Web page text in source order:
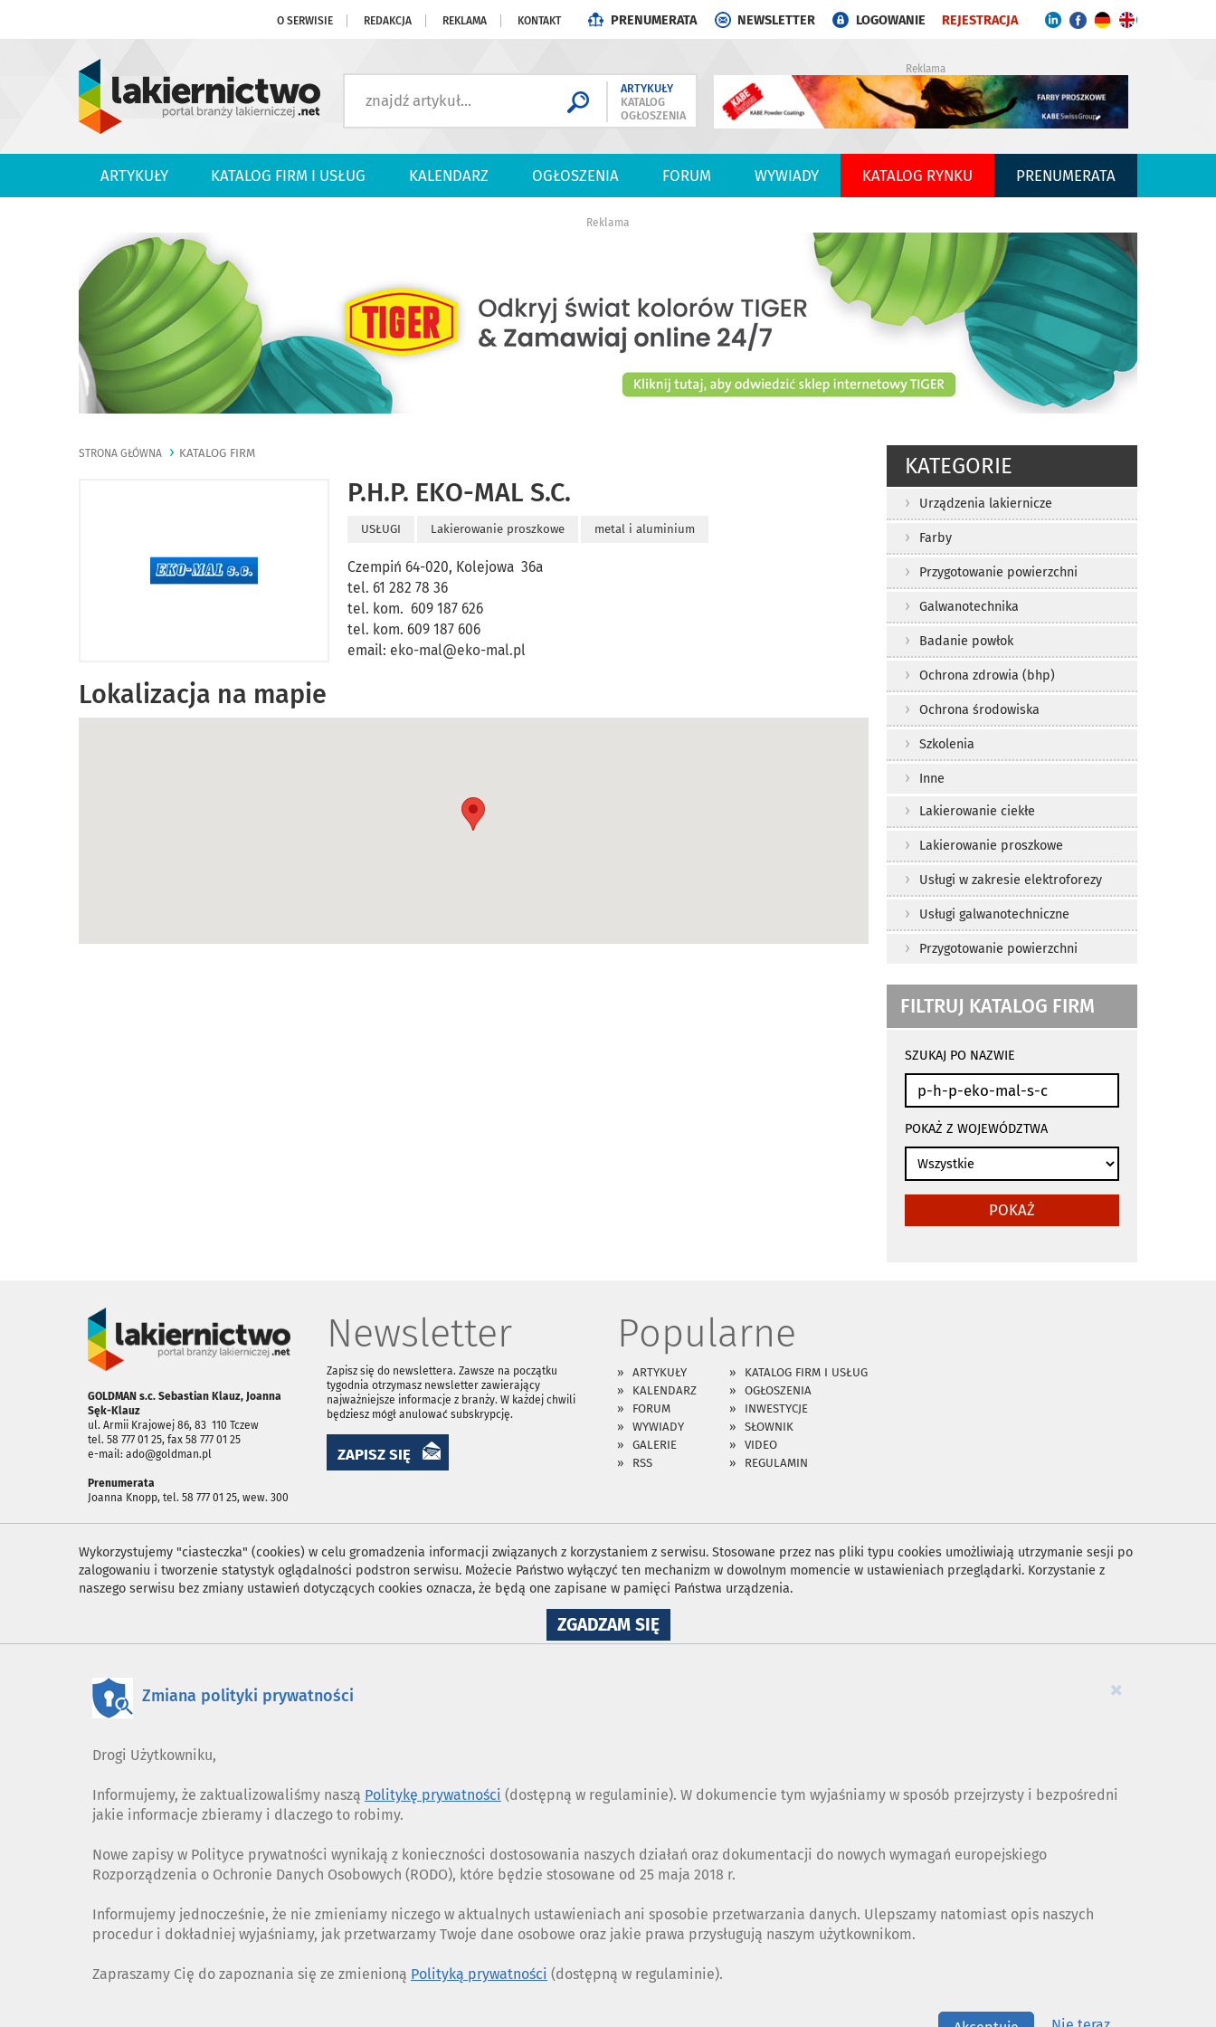
O SERWISIE REDAKCJA REKLAMA KONTAKT PRENUMERATA NEWSLETTER LOGOWANIE REJESTRACJA
ARTYKUŁY
KATALOG
OGŁOSZENIA
Reklama
ARTYKUŁY KATALOG FIRM I USŁUG KALENDARZ OGŁOSZENIA FORUM WYWIADY KATALOG RYNKU PRENUMERATA
Reklama
KATEGORIE
Urządzenia lakiernicze
Farby
Przygotowanie powierzchni
Galwanotechnika
Badanie powłok
Ochrona zdrowia (bhp)
Ochrona środowiska
Szkolenia
Inne
Lakierowanie ciekłe
Lakierowanie proszkowe
Usługi w zakresie elektroforezy
Usługi galwanotechniczne
Przygotowanie powierzchni
FILTRUJ KATALOG FIRM
wyszukiwania
automatycznie
SZUKAJ PO NAZWIE
POKAŻ Z WOJEWÓDZTWA
POKAŻ
STRONA GŁÓWNA KATALOG FIRM
P.H.P. EKO-MAL S.C.
USŁUGI Lakierowanie proszkowe metal i aluminium
Czempiń 64-020, Kolejowa 36a
tel. 61 282 78 36
tel. kom. 609 187 626
tel. kom. 609 187 606
email: eko-mal@eko-mal.pl
Lokalizacja na mapie
GOLDMAN s.c. Sebastian Klauz, Joanna
Sęk-Klauz
ul. Armii Krajowej 86, 83 ­ 110 Tczew
tel. 58 777 01 25, fax 58 777 01 25
e-mail: ado@goldman.pl
Prenumerata
Joanna Knopp, tel. 58 777 01 25, wew. 300
Newsletter
Zapisz się do newslettera. Zawsze na początku
tygodnia otrzymasz newsletter zawierający
najważniejsze informacje z branży. W każdej chwili
będziesz mógł anulować subskrypcję.
ZAPISZ SIĘ
Popularne
ARTYKUŁY
KATALOG FIRM I USŁUG
KALENDARZ
OGŁOSZENIA
FORUM
INWESTYCJE
WYWIADY
SŁOWNIK
GALERIE
VIDEO
RSS
REGULAMIN
Wykorzystujemy "ciasteczka" (cookies) w celu gromadzenia informacji związanych z korzystaniem z serwisu. Stosowane przez nas pliki typu cookies umożliwiają utrzymanie sesji po
zalogowaniu i tworzenie statystyk oglądalności podstron serwisu. Możecie Państwo wyłączyć ten mechanizm w dowolnym momencie w ustawieniach przeglądarki. Korzystanie z
naszego serwisu bez zmiany ustawień dotyczących cookies oznacza, że będą one zapisane w pamięci Państwa urządzenia.
ZGADZAM SIĘNA
WYKORZYSTANIE
×
Zmiana polityki prywatności
Drogi Użytkowniku,
Informujemy, że zaktualizowaliśmy naszą Politykę prywatności (dostępną w regulaminie). W dokumencie tym wyjaśniamy w sposób przejrzysty i bezpośredni
jakie informacje zbieramy i dlaczego to robimy.
Nowe zapisy w Polityce prywatności wynikają z konieczności dostosowania naszych działań oraz dokumentacji do nowych wymagań europejskiego
Rozporządzenia o Ochronie Danych Osobowych (RODO), które będzie stosowane od 25 maja 2018 r.
Informujemy jednocześnie, że nie zmieniamy niczego w aktualnych ustawieniach ani sposobie przetwarzania danych. Ulepszamy natomiast opis naszych
procedur i dokładniej wyjaśniamy, jak przetwarzamy Twoje dane osobowe oraz jakie prawa przysługują naszym użytkownikom.
Zapraszamy Cię do zapoznania się ze zmienioną Polityką prywatności (dostępną w regulaminie).